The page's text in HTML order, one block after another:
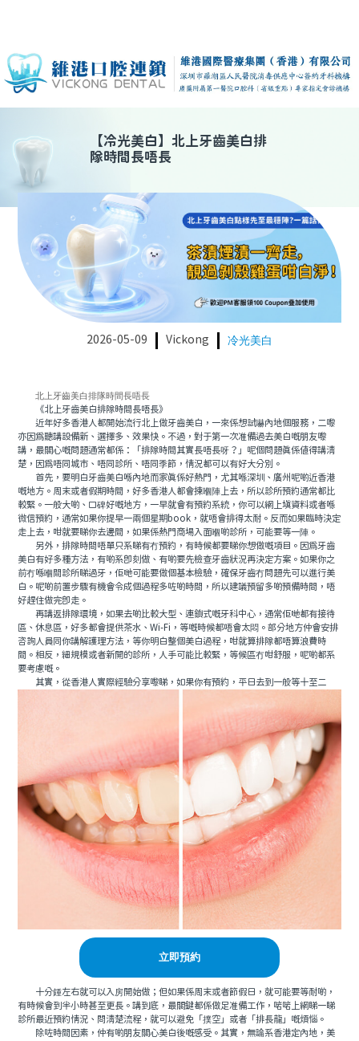
【冷光美白】 北上牙齒美白排
隊時間長唔長
2026-05-09 Vickong 冷光美白
北上牙齒美白排隊時間長唔長
《北上牙齒美白排隊時間長唔長》
近年好多香港人都開始流行北上做牙齒美白，一來係想試嚇內地個服務，二嚟
亦因爲聽講設備新、選擇多、效果快。不過，對于第一次准備過去美白嘅朋友嚟
講，最關心嘅問題通常都係：「排隊時間其實長唔長呀？」呢個問題真係值得講清
楚，因爲唔同城市、唔同診所、唔同季節，情況都可以有好大分別。
首先，要明白牙齒美白喺內地而家真係好熱門，尤其喺深圳、廣州呢啲近香港
嘅地方。周末或者假期時間，好多香港人都會揀嗰陣上去，所以診所預約通常都比
較緊。一般大啲、口碑好嘅地方，一早就會有預約系統，你可以網上填資料或者喺
微信預約，通常如果你提早一兩個星期book，就唔會排得太耐。反而如果臨時決定
走上去，咁就要睇你去邊間，如果係熱門商場入面嗰啲診所，可能要等一陣。
另外，排隊時間唔單只系睇有冇預約，有時候都要睇你想做嘅項目。因爲牙齒
美白有好多種方法，有啲系即刻做、有啲要先檢查牙齒狀況再決定方案。如果你之
前冇喺嗰間診所睇過牙，佢哋可能要做個基本檢驗，確保牙齒冇問題先可以進行美
白。呢啲前置步驟有機會令成個過程多咗啲時間，所以建議預留多啲預備時間，唔
好趕住做完即走。
再講返排隊環境，如果去啲比較大型、連鎖式嘅牙科中心，通常佢哋都有接待
區、休息區，好多都會提供茶水、Wi-Fi，等嘅時候都唔會太悶。部分地方仲會安排
咨詢人員同你講解護理方法，等你明白整個美白過程，咁就算排隊都唔算浪費時
間。相反，細規模或者新開的診所，人手可能比較緊，等候區冇咁舒服，呢啲都系
要考慮嘅。
其實，從香港人實際經驗分享嚟睇，如果你有預約，平日去到一般等十至二
立即預約
十分鍾左右就可以入房開始做；但如果係周末或者節假日，就可能要等耐啲，
有時候會到半小時甚至更長。講到底，最關鍵都係做足准備工作，啱啱上網睇一睇
診所最近預約情況、問清楚流程，就可以避免「撲空」或者「排長龍」嘅煩惱。
除咗時間因素，仲有啲朋友關心美白後嘅感受。其實，無論系香港定內地，美